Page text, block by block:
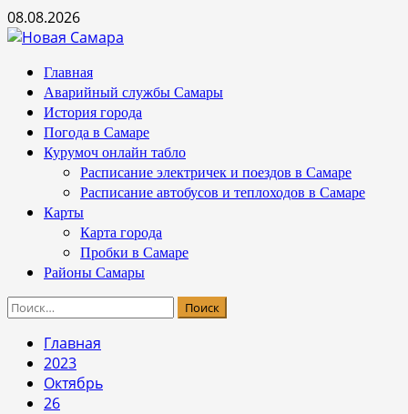
Перейти
к
08.08.2026
Основное
меню
Главная
Аварийный службы Самары
История города
Погода в Самаре
Курумоч онлайн табло
Расписание электричек и поездов в Самаре
Расписание автобусов и теплоходов в Самаре
Карты
Карта города
Пробки в Самаре
Районы Самары
Найти:
Главная
2023
Октябрь
26